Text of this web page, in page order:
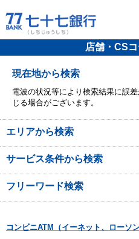
店舗・CS
現在地から検索
電波の状況等により検索結果に誤差
じる場合がございます。
エリアから検索
サービス条件から検索
フリーワード検索
コンビニATM（イーネット、ローソ